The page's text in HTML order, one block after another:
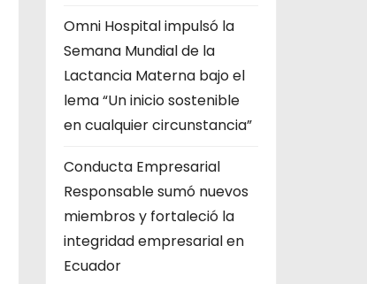
Omni Hospital impulsó la
Semana Mundial de la
Lactancia Materna bajo el
lema “Un inicio sostenible
en cualquier circunstancia”
Conducta Empresarial
Responsable sumó nuevos
miembros y fortaleció la
integridad empresarial en
Ecuador